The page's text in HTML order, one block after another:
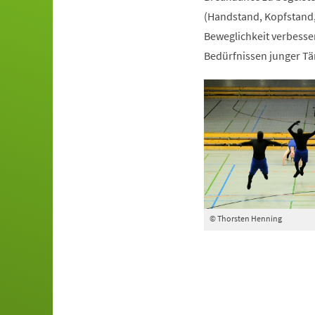
(Handstand,
Beweglichkeit
Bedürfnissen junger
© Thorsten Henning